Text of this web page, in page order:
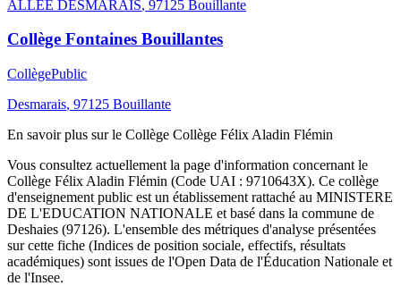
ALLEE DESMARAIS, 97125 Bouillante
Collège Fontaines Bouillantes
CollègePublic
Desmarais, 97125 Bouillante
En savoir plus sur le Collège Collège Félix Aladin Flémin
Vous consultez actuellement la page d'information concernant le
Collège Félix Aladin Flémin (Code UAI : 9710643X). Ce collège
d'enseignement public est un établissement rattaché au MINISTERE
DE L'EDUCATION NATIONALE et basé dans la commune de
Deshaies (97126). L'ensemble des métriques d'analyse présentées
sur cette fiche (Indices de position sociale, effectifs, résultats
académiques) sont issues de l'Open Data de l'Éducation Nationale et
de l'Insee.